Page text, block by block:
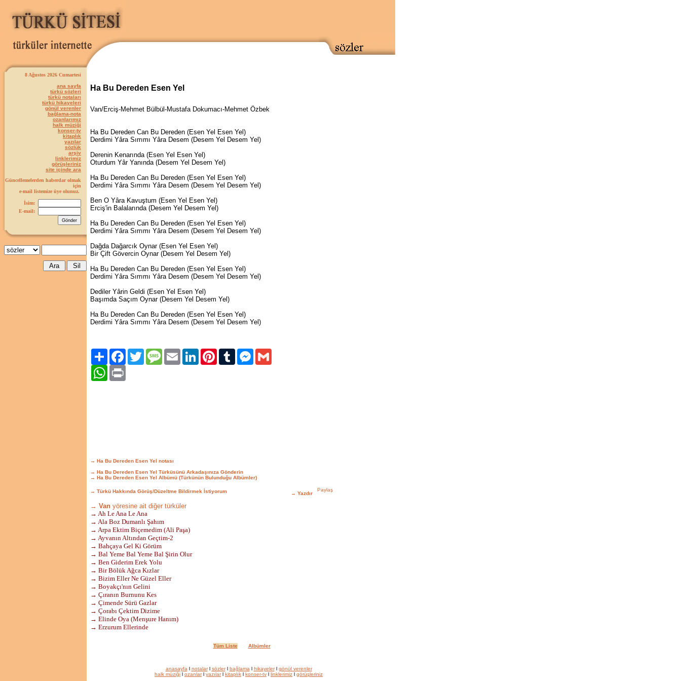
8 Ağustos 2026 Cumartesi
ana sayfa
türkü sözleri
türkü notaları
türkü hikayeleri
gönül verenler
bağlama-nota
ozanlarımız
halk müziği
konser-tv
kitaplık
yazılar
sözlük
arşiv
linklerimiz
görüşleriniz
site içinde ara
Güncellemelerden haberdar olmak
için
e-mail listemize üye olunuz.
İsim:
E-mail:
Ha Bu Dereden Esen Yel
Van/Erciş-Mehmet Bülbül-Mustafa Dokumacı-Mehmet Özbek
Ha Bu Dereden Can Bu Dereden (Esen Yel Esen Yel)
Derdimi Yâra Sırrımı Yâra Desem (Desem Yel Desem Yel)
Derenin Kenarında (Esen Yel Esen Yel)
Oturdum Yâr Yanında (Desem Yel Desem Yel)
Ha Bu Dereden Can Bu Dereden (Esen Yel Esen Yel)
Derdimi Yâra Sırrımı Yâra Desem (Desem Yel Desem Yel)
Ben O Yâra Kavuştum (Esen Yel Esen Yel)
Erciş'in Balalarında (Desem Yel Desem Yel)
Ha Bu Dereden Can Bu Dereden (Esen Yel Esen Yel)
Derdimi Yâra Sırrımı Yâra Desem (Desem Yel Desem Yel)
Dağda Dağarcık Oynar (Esen Yel Esen Yel)
Bir Çift Gövercin Oynar (Desem Yel Desem Yel)
Ha Bu Dereden Can Bu Dereden (Esen Yel Esen Yel)
Derdimi Yâra Sırrımı Yâra Desem (Desem Yel Desem Yel)
Dediler Yârin Geldi (Esen Yel Esen Yel)
Başımda Saçım Oynar (Desem Yel Desem Yel)
Ha Bu Dereden Can Bu Dereden (Esen Yel Esen Yel)
Derdimi Yâra Sırrımı Yâra Desem (Desem Yel Desem Yel)
Paylaş FacebookTwitter Message Email LinkedIn Pinterest Tumblr Messenger
WhatsApp
→ Ha Bu Dereden Esen Yel notası
→ Ha Bu Dereden Esen Yel Türküsünü Arkadaşınıza Gönderin
→ Ha Bu Dereden Esen Yel Albümü (Türkünün Bulunduğu Albümler)
→ Türkü Hakkında Görüş/Düzeltme Bildirmek İstiyorum → Yazdır
→ Van yöresine ait diğer türküler
→ Ah Le Ana Le Ana
→ Ala Boz Dumanlı Şahım
→ Arpa Ektim Biçemedim (Ali Paşa)
→ Ayvanın Altından Geçtim-2
→ Bahçaya Gel Ki Görüm
→ Bal Yeme Bal Yeme Bal Şirin Olur
→ Ben Giderim Erek Yolu
→ Bir Bölük Ağca Kızlar
→ Bizim Eller Ne Güzel Eller
→ Boyakçı'nın Gelini
→ Çıranın Burnunu Kes
→ Çimende Sürü Gazlar
→ Çorabı Çektim Dizime
→ Elinde Oya (Menşure Hanım)
→ Erzurum Ellerinde
Tüm Liste Albümler
anasayfa l notalarl sözlerl bağlama l hikayelerl gönül verenler
halk müziği l ozanlarl yazılarl kitaplık l konser-tv l linklerimiz l görüşleriniz